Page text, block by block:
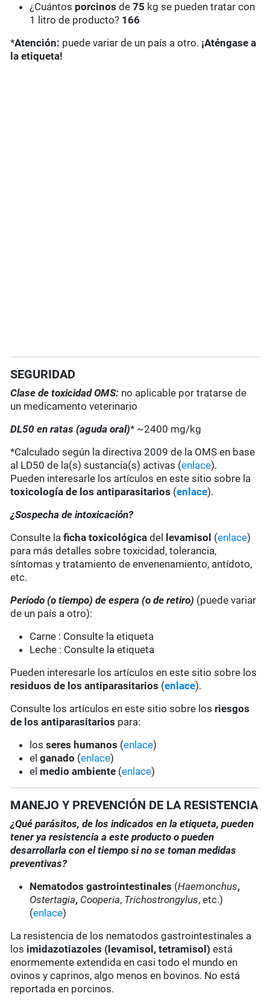
¿Cuántos porcinos de75 kg se pueden tratar con
1 litro de producto? 166
*Atención: puede variar de un país a otro. ¡Aténgase a
la etiqueta!
SEGURIDAD
Clase de toxicidad OMS: no aplicable por tratarse de
un medicamento veterinario
DL50 en ratas (aguda oral)* ~2400 mg/kg
*Calculado según la directiva 2009 de la OMS en base
al LD50 de la(s) sustancia(s) activas (enlace).
Pueden interesarle los artículos en este sitio sobre la
toxicología de los antiparasitarios (enlace).
¿Sospecha de intoxicación?
Consulte laficha toxicológica del levamisol (enlace)
para más detalles sobre toxicidad, tolerancia,
síntomas y tratamiento de envenenamiento, antídoto,
etc.
Periodo (o tiempo) de espera (o de retiro) (puede variar
de un país a otro):
Carne : Consulte la etiqueta
Leche : Consulte la etiqueta
Pueden interesarle los artículos en este sitio sobre los
residuos de los antiparasitarios (enlace).
Consulte los artículos en este sitio sobre los riesgos
de los antiparasitarios para:
losseres humanos (enlace)
elganado (enlace)
el medio ambiente (enlace)
MANEJO Y PREVENCIÓN DE LA RESISTENCIA
¿Qué parásitos, de los indicados en la etiqueta, pueden
tener ya resistencia a este producto o pueden
desarrollarla con el tiempo si no se toman medidas
preventivas?
Nematodos gastrointestinales (Haemonchus,
Ostertagia, Cooperia, Trichostrongylus, etc.)
(enlace)
La resistencia de los nematodos gastrointestinales a
los imidazotiazoles (levamisol, tetramisol) está
enormemente extendida en casi todo el mundo en
ovinos y caprinos, algo menos en bovinos. No está
reportada en porcinos.